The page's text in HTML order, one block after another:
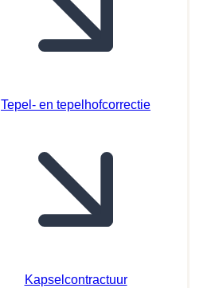
Tepel- en tepelhofcorrectie
Kapselcontractuur